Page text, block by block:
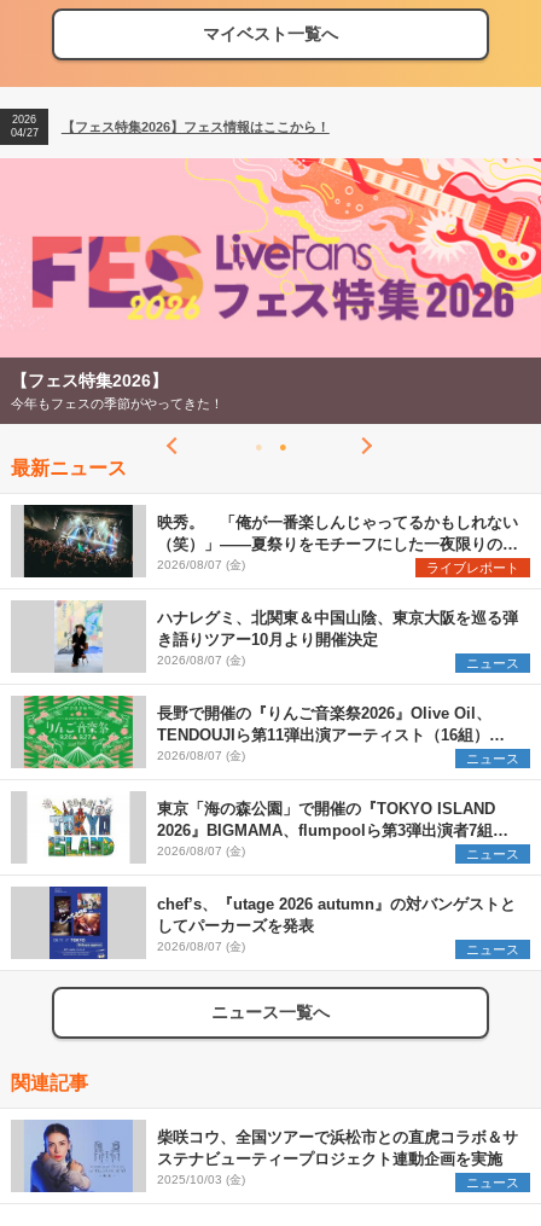
マイベスト一覧へ
【フェス特集2026】フェス情報はここから！
【ライブ動員ランキング】2026年上半期編発表！
2026
04/27
【フェス特集2026】フェス情報はここから！
2026
【ライブ動員ランキング】2026年上半期編発表！
【フェス特集2026】
今年もフェスの季節がやってきた！
最新ニュース
映秀。 「俺が一番楽しんじゃってるかもしれない
（笑）」――夏祭りをモチーフにした一夜限りのス
ペシャルライブ『色祭』レポート
2026/08/07 (金) ライブレポート
ハナレグミ、北関東＆中国山陰、東京大阪を巡る弾
き語りツアー10月より開催決定
2026/08/07 (金) ニュース
長野で開催の『りんご音楽祭2026』Olive Oil、
TENDOUJIら第11弾出演アーティスト（16組）を
発表
2026/08/07 (金) ニュース
東京「海の森公園」で開催の『TOKYO ISLAND
2026』BIGMAMA、flumpoolら第3弾出演者7組を
発表 ワークショップ・アート出展者を募集
2026/08/07 (金) ニュース
chef’s、『utage 2026 autumn』の対バンゲストと
してパーカーズを発表
2026/08/07 (金) ニュース
ニュース一覧へ
関連記事
柴咲コウ、全国ツアーで浜松市との直虎コラボ＆サ
ステナビューティープロジェクト連動企画を実施
2025/10/03 (金) ニュース